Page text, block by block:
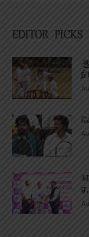
EDITOR PICKS